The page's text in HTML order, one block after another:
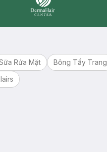
Rửa Mặt Bông Tẩy Trang